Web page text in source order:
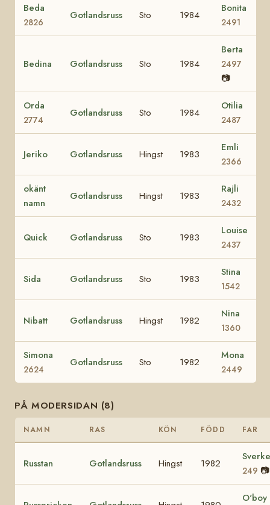
Beda
2826
Gotlandsruss Sto 1984
Bonita
2491
Bedina Gotlandsruss Sto 1984
Berta
2497
📷
Orda
2774
Gotlandsruss Sto 1984
Otilia
2487
Jeriko Gotlandsruss Hingst 1983
Emli
2366
okänt
namn
Gotlandsruss Hingst 1983
Rajli
2432
Quick Gotlandsruss Sto 1983
Louise
2437
Sida Gotlandsruss Sto 1983
Stina
1542
Nibatt Gotlandsruss Hingst 1982
Nina
1360
Simona
2624
Gotlandsruss Sto 1982
Mona
2449
PÅ MODERSIDAN (8)
NAMN RAS KÖN FÖDD FAR
Russtan Gotlandsruss Hingst 1982
249 📷
O'boy